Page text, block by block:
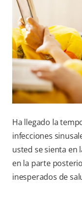
Ha llegado la
infecciones
usted se sienta en
en la parte
inesperados de